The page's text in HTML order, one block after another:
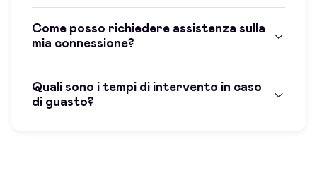
Come posso richiedere assistenza sulla
mia connessione?
Quali sono i tempi di intervento in caso
di guasto?